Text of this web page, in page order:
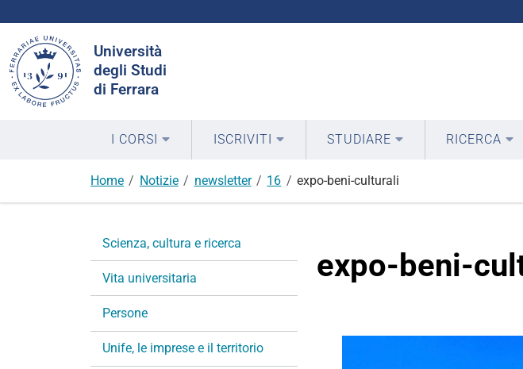
Università
degli Studi
di Ferrara
nel
sito
I CORSI ISCRIVITI STUDIARE RICERCA
Home Notizie newsletter 16 expo-beni-culturali
expo-beni-
i
a
Scienza, cultura e ricerca
Vita universitaria
Persone
Unife, le imprese e il territorio